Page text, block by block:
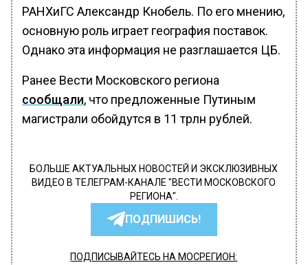
РАНХиГС Александр Кнобель. По его мнению,
основную роль играет география поставок.
Однако эта информация не разглашается ЦБ.
Ранее Вести Московского региона
сообщали, что предложенные Путиным
магистрали обойдутся в 11 трлн рублей.
БОЛЬШЕ АКТУАЛЬНЫХ НОВОСТЕЙ И ЭКСКЛЮЗИВНЫХ
ВИДЕО В ТЕЛЕГРАМ-КАНАЛЕ "ВЕСТИ МОСКОВСКОГО
РЕГИОНА".
ПОДПИШИСЬ!
ПОДПИСЫВАЙТЕСЬ НА МОСРЕГИОН: